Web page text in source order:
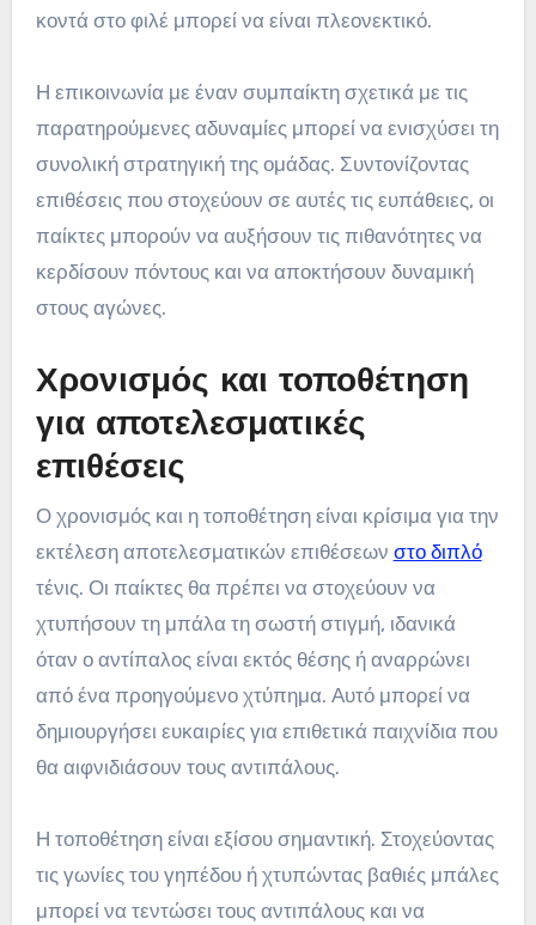
κοντά στο φιλέ μπορεί να είναι πλεονεκτικό.
Η επικοινωνία με έναν συμπαίκτη σχετικά με τις
παρατηρούμενες αδυναμίες μπορεί να ενισχύσει τη
συνολική στρατηγική της ομάδας. Συντονίζοντας
επιθέσεις που στοχεύουν σε αυτές τις ευπάθειες, οι
παίκτες μπορούν να αυξήσουν τις πιθανότητες να
κερδίσουν πόντους και να αποκτήσουν δυναμική
στους αγώνες.
Χρονισμός και τοποθέτηση
για αποτελεσματικές
επιθέσεις
Ο χρονισμός και η τοποθέτηση είναι κρίσιμα για την
εκτέλεση αποτελεσματικών επιθέσεων στο διπλό
τένις. Οι παίκτες θα πρέπει να στοχεύουν να
χτυπήσουν τη μπάλα τη σωστή στιγμή, ιδανικά
όταν ο αντίπαλος είναι εκτός θέσης ή αναρρώνει
από ένα προηγούμενο χτύπημα. Αυτό μπορεί να
δημιουργήσει ευκαιρίες για επιθετικά παιχνίδια που
θα αιφνιδιάσουν τους αντιπάλους.
Η τοποθέτηση είναι εξίσου σημαντική. Στοχεύοντας
τις γωνίες του γηπέδου ή χτυπώντας βαθιές μπάλες
μπορεί να τεντώσει τους αντιπάλους και να